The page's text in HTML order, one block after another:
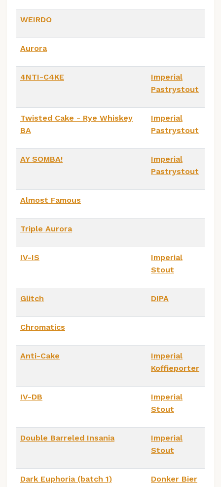
WEIRDO
Aurora
4NTI-C4KE
Imperial
Pastrystout
Twisted Cake - Rye Whiskey
BA
Imperial
Pastrystout
AY SOMBA!
Imperial
Pastrystout
Almost Famous
Triple Aurora
IV-IS
Imperial
Stout
Glitch DIPA
Chromatics
Anti-Cake
Imperial
Koffieporter
IV-DB
Imperial
Stout
Double Barreled Insania
Imperial
Stout
Dark Euphoria (batch 1) Donker Bier